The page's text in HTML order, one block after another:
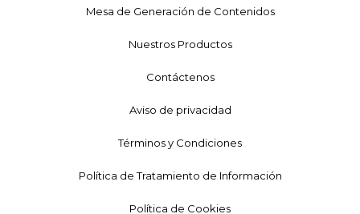
Mesa de Generación de Contenidos
Nuestros Productos
Contáctenos
Aviso de privacidad
Términos y Condiciones
Política de Tratamiento de Información
Política de Cookies